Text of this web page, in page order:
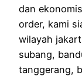
dan
order, kami
wilayah
subang,
tanggerang,